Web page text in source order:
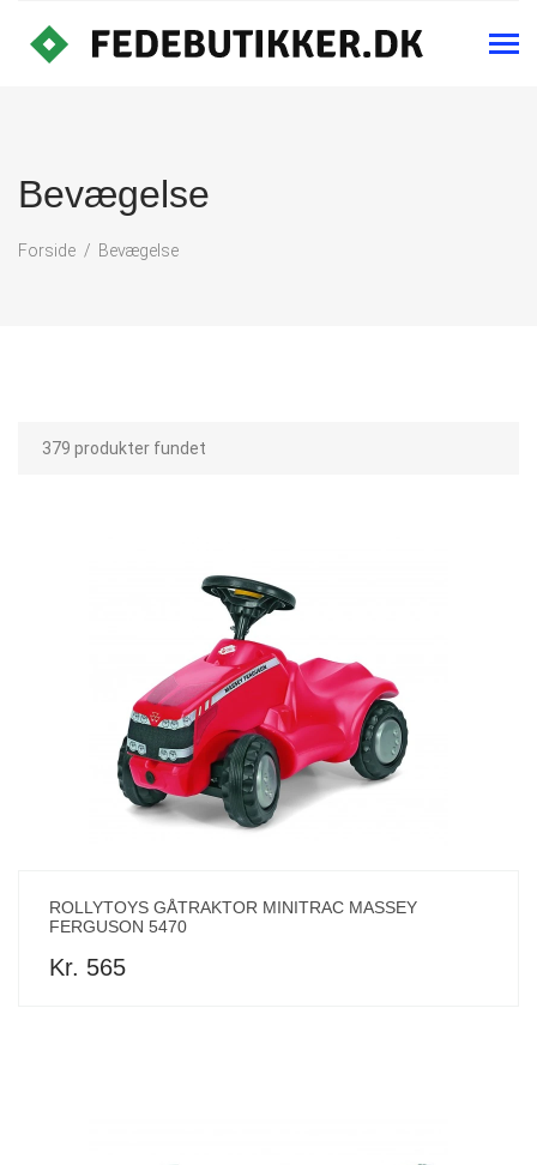
Bevægelse
Forside Bevægelse
379 produkter fundet
ROLLYTOYS GÅTRAKTOR MINITRAC MASSEY
FERGUSON 5470
Kr. 565